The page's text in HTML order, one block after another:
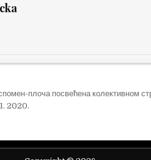
плоча посвећена колективном
2020.